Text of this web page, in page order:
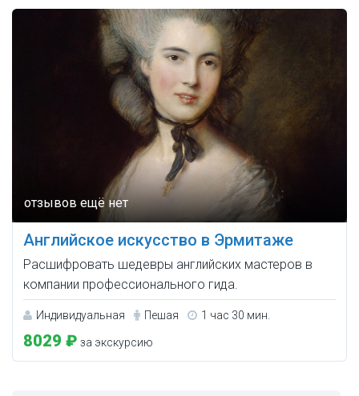
Английское искусство в Эрмитаже
Расшифровать шедевры английских мастеров в
компании профессионального гида.
Индивидуальная Пешая 1 час 30 мин.
8029 ₽ за экскурсию